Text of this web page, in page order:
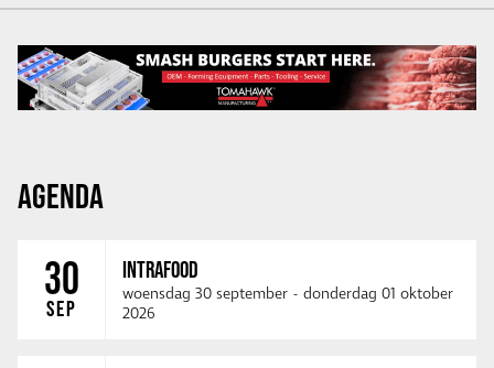
AGENDA
30
SEP
INTRAFOOD
woensdag 30 september - donderdag 01 oktober
2026